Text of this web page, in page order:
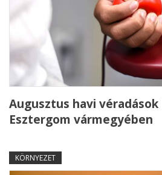
Augusztus havi véradások
Esztergom vármegyében
KÖRNYEZET